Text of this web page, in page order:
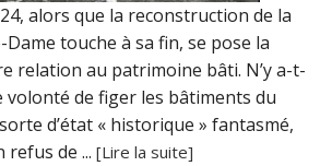
alors que la reconstruction de la
touche à sa fin, se pose la
relation au patrimoine bâti. N’y a-t-
volonté de figer les bâtiments du
d’état « historique » fantasmé,
refus de ...[Lire la suite]